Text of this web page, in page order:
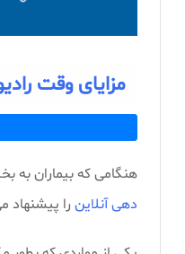
مزایای وقت
هنگامی که بیماران به
دهی آنلاین را